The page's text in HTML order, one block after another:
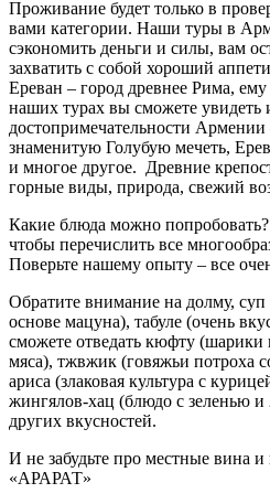
Проживание будет только в
вами категории. Наши туры в
сэкономить деньги и силы, вам
захватить с собой хороший
Ереван – город древнее Рима, ему
наших турах вы сможете увидеть
достопримечательности Армении
знаменитую Голубую мечеть,
и многое другое. Древние
горные виды, природа, свежий
Какие блюда можно
чтобы перечислить все
Поверьте нашему опыту – все
Обратите внимание на долму,
основе мацуна), табуле (очень
сможете отведать кюфту (шарики
мяса), тжвжик (говяжьи потроха
ариса (злаковая культура с
жингялов-хац (блюдо с зеленью
других вкусностей.
И не забудьте про местные вина и
«АРАРАТ»